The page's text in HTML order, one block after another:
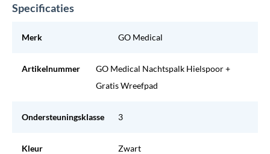
Specificaties
Merk GO Medical
Artikelnummer
GO Medical Nachtspalk Hielspoor +
Gratis Wreefpad
Ondersteuningsklasse 3
Kleur Zwart